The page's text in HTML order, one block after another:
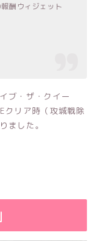
酬ウィジェット
ブ・ザ・クイー
クリア時（攻城戦除
ました。